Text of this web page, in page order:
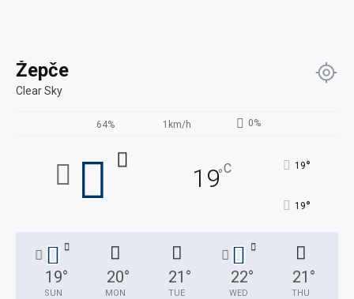
Žepče
Clear Sky
64% 1km/h 0%
19°C 19°
19°
19°
SUN
20°
MON
21 °
TUE
22°
WED
21 °
THU